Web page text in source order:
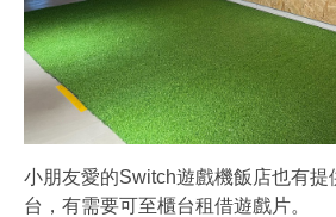
小朋友愛的Switch遊戲機飯店也有提
台，有需要可至櫃台租借遊戲片。